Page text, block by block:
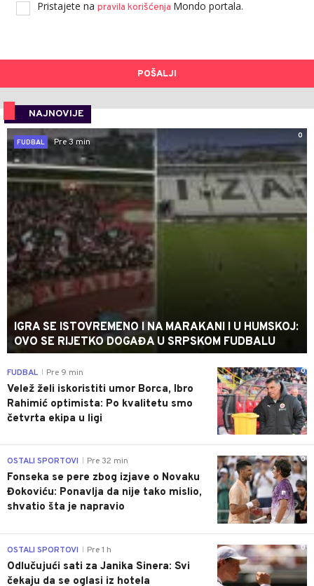
Pristajete na pravila korišćenja Mondo portala.
POŠALJI
NAJNOVIJE
0
FUDBAL
Pre 3 min
IGRA SE ISTOVREMENO I NA MARAKANI I U HUMSKOJ:
OVO SE RIJETKO DOGAĐA U SRPSKOM FUDBALU
0
FUDBAL Pre 9 min
Velež želi iskoristiti umor Borca, Ibro
Rahimić optimista: Po kvalitetu smo
četvrta ekipa u ligi
0
OSTALI SPORTOVI Pre 32 min
Fonseka se pere zbog izjave o Novaku
Đokoviću: Ponavlja da nije tako mislio,
shvatio šta je napravio
0
OSTALI SPORTOVI Pre 1 h
Odlučujući sati za Janika Sinera: Svi
čekaju da se oglasi iz hotela